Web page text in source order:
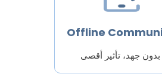
Offline
جهد، تأثير أقصى